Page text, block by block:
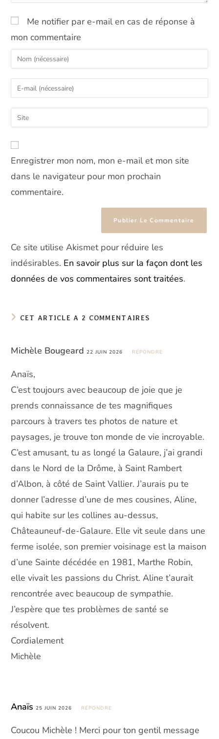
Me notifier par e-mail en cas de réponse à
mon commentaire
Enter
your
name
comment
Enter
your
email
address
Saisir
l’URL
votre
site
(facultatif)
Enregistrer mon nom, mon e-mail et mon site
dans le navigateur pour mon prochain
commentaire.
Ce site utilise Akismet pour réduire les
indésirables. En savoir plus sur la façon dont les
données de vos commentaires sont traitées.
CET ARTICLE A 2 COMMENTAIRES
Michèle Bougeard22 JUIN 2026 RÉPONDRE
Anaïs,
C’est toujours avec beaucoup de joie que je
prends connaissance de tes magnifiques
parcours à travers tes photos de nature et
paysages, je trouve ton monde de vie incroyable.
C’est amusant, tu as longé la Galaure, j’ai grandi
dans le Nord de la Drôme, à Saint Rambert
d’Albon, à côté de Saint Vallier. J’aurais pu te
donner l’adresse d’une de mes cousines, Aline,
qui habite sur les collines au-dessus,
Châteauneuf-de-Galaure. Elle vit seule dans une
ferme isolée, son premier voisinage est la maison
d’une Sainte décédée en 1981, Marthe Robin,
elle vivait les passions du Christ. Aline t’aurait
rencontrée avec beaucoup de sympathie.
J’espère que tes problèmes de santé se
résolvent.
Cordialement
Michèle
Anaïs 25 JUIN 2026 RÉPONDRE
Coucou Michèle ! Merci pour ton gentil message